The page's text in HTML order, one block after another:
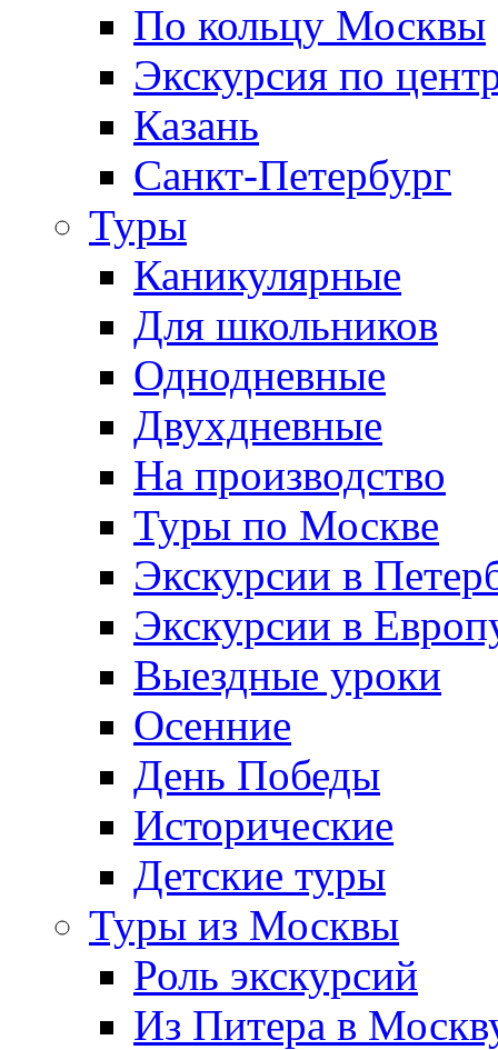
По кольцу Москвы
Экскурсия по
Казань
Санкт-Петербург
Туры
Каникулярные
Для школьников
Однодневные
Двухдневные
На производство
Туры по Москве
Экскурсии в
Экскурсии в
Выездные уроки
Осенние
День Победы
Исторические
Детские туры
Туры из Москвы
Роль экскурсий
Из Питера в